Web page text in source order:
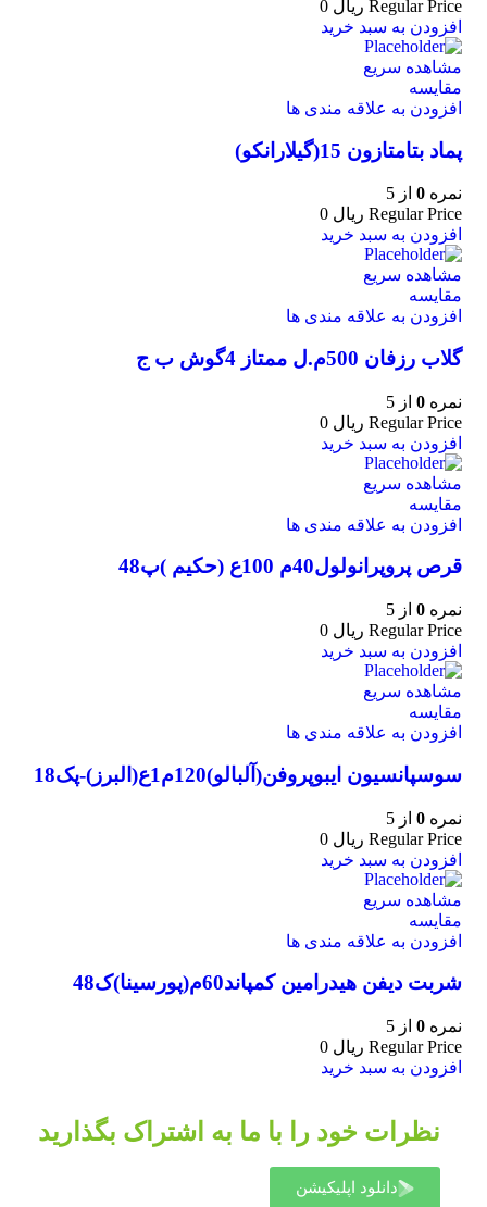
Regular Price ریال
افزودن به سبد خرید
مشاهده سریع
مقایسه
افزودن به علاقه مندی ها
پماد بتامتازون 15(گیلارانکو)
نمره 0 از 5
Regular Price ریال
افزودن به سبد خرید
مشاهده سریع
مقایسه
افزودن به علاقه مندی ها
گلاب رزفان 500م.ل ممتاز 4گوش ب ج
نمره 0 از 5
Regular Price ریال
افزودن به سبد خرید
مشاهده سریع
مقایسه
افزودن به علاقه مندی ها
قرص پروپرانولول40م 100ع (حکیم )پ48
نمره 0 از 5
Regular Price ریال
افزودن به سبد خرید
مشاهده سریع
مقایسه
افزودن به علاقه مندی ها
سوسپانسیون ایبوپروفن(آلبالو)120م1ع(البرز)-پک18
نمره 0 از 5
Regular Price ریال
افزودن به سبد خرید
مشاهده سریع
مقایسه
افزودن به علاقه مندی ها
شربت دیفن هیدرامین کمپاند60م(پورسینا)ک48
نمره 0 از 5
Regular Price ریال
افزودن به سبد خرید
نظرات خود را با ما به اشتراک بگذارید
دانلود اپلیکیشن